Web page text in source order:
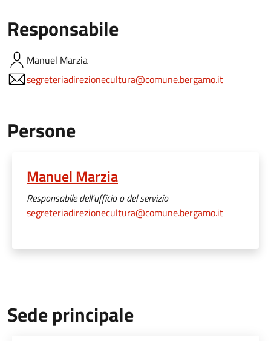
Responsabile
Manuel Marzia
segreteriadirezionecultura@comune.bergamo.it
Persone
Manuel Marzia
Responsabile dell'ufficio o del servizio
segreteriadirezionecultura@comune.bergamo.it
Sede principale